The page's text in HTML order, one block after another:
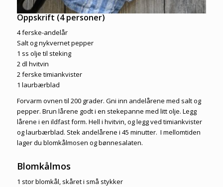
Oppskrift (4 personer)
4 ferske-andelår
Salt og nykvernet pepper
1 ss olje til steking
2 dl hvitvin
2 ferske timiankvister
1 laurbærblad
Forvarm ovnen til 200 grader. Gni inn andelårene med salt og
pepper. Brun lårene godt i en stekepanne med litt olje. Legg
lårene i en ildfast form. Hell i hvitvin, og legg ved timiankvister
og laurbærblad. Stek andelårene i 45 minutter. I mellomtiden
lager du blomkålmosen og bønnesalaten.
Blomkålmos
1 stor blomkål, skåret i små stykker